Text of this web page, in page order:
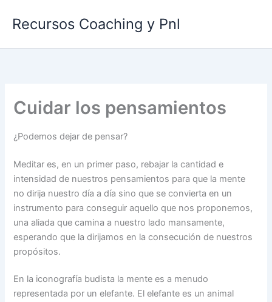
Recursos Coaching y Pnl
Cuidar los pensamientos
¿Podemos dejar de pensar?
Meditar es, en un primer paso, rebajar la cantidad e
intensidad de nuestros pensamientos para que la mente
no dirija nuestro día a día sino que se convierta en un
instrumento para conseguir aquello que nos proponemos,
una aliada que camina a nuestro lado mansamente,
esperando que la dirijamos en la consecución de nuestros
propósitos.
En la iconografía budista la mente es a menudo
representada por un elefante. El elefante es un animal